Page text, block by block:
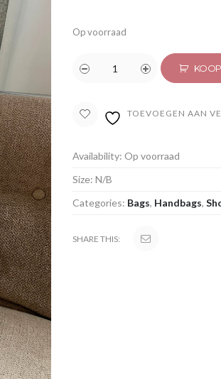
Op voorraad
TOEVOEGEN AAN
Availability: Op voorraad
Size: N/B
Categories: Bags, Handbags,
SHARE THIS: